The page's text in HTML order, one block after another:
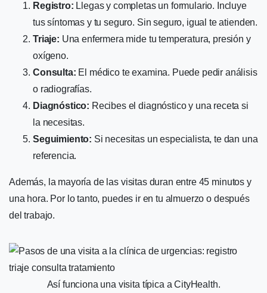
Registro: Llegas y completas un formulario. Incluye
tus síntomas y tu seguro. Sin seguro, igual te atienden.
Triaje: Una enfermera mide tu temperatura, presión y
oxígeno.
Consulta: El médico te examina. Puede pedir análisis
o radiografías.
Diagnóstico: Recibes el diagnóstico y una receta si
la necesitas.
Seguimiento: Si necesitas un especialista, te dan una
referencia.
Además, la mayoría de las visitas duran entre 45 minutos y
una hora. Por lo tanto, puedes ir en tu almuerzo o después
del trabajo.
Así funciona una visita típica a CityHealth.